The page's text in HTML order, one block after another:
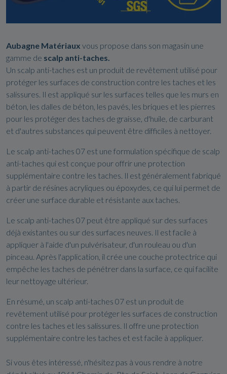
Aubagne Matériaux vous propose dans son magasin une
gamme de scalp anti-taches.
Un scalp anti-taches est un produit de revêtement utilisé pour
protéger les surfaces de construction contre les taches et les
salissures. Il est appliqué sur les surfaces telles que les murs en
béton, les dalles de béton, les pavés, les briques et les pierres
pour les protéger des taches de graisse, d'huile, de carburant
et d'autres substances qui peuvent être difficiles à nettoyer.
Le scalp anti-taches 07 est une formulation spécifique de scalp
anti-taches qui est conçue pour offrir une protection
supplémentaire contre les taches. Il est généralement fabriqué
à partir de résines acryliques ou époxydes, ce qui lui permet de
créer une surface durable et résistante aux taches.
Le scalp anti-taches 07 peut être appliqué sur des surfaces
déjà existantes ou sur des surfaces neuves. Il est facile à
appliquer à l'aide d'un pulvérisateur, d'un rouleau ou d'un
pinceau. Après l'application, il crée une couche protectrice qui
empêche les taches de pénétrer dans la surface, ce qui facilite
leur nettoyage ultérieur.
En résumé, un scalp anti-taches 07 est un produit de
revêtement utilisé pour protéger les surfaces de construction
contre les taches et les salissures. Il offre une protection
supplémentaire contre les taches et est facile à appliquer.
Si vous êtes intéressé, n'hésitez pas à vous rendre à notre